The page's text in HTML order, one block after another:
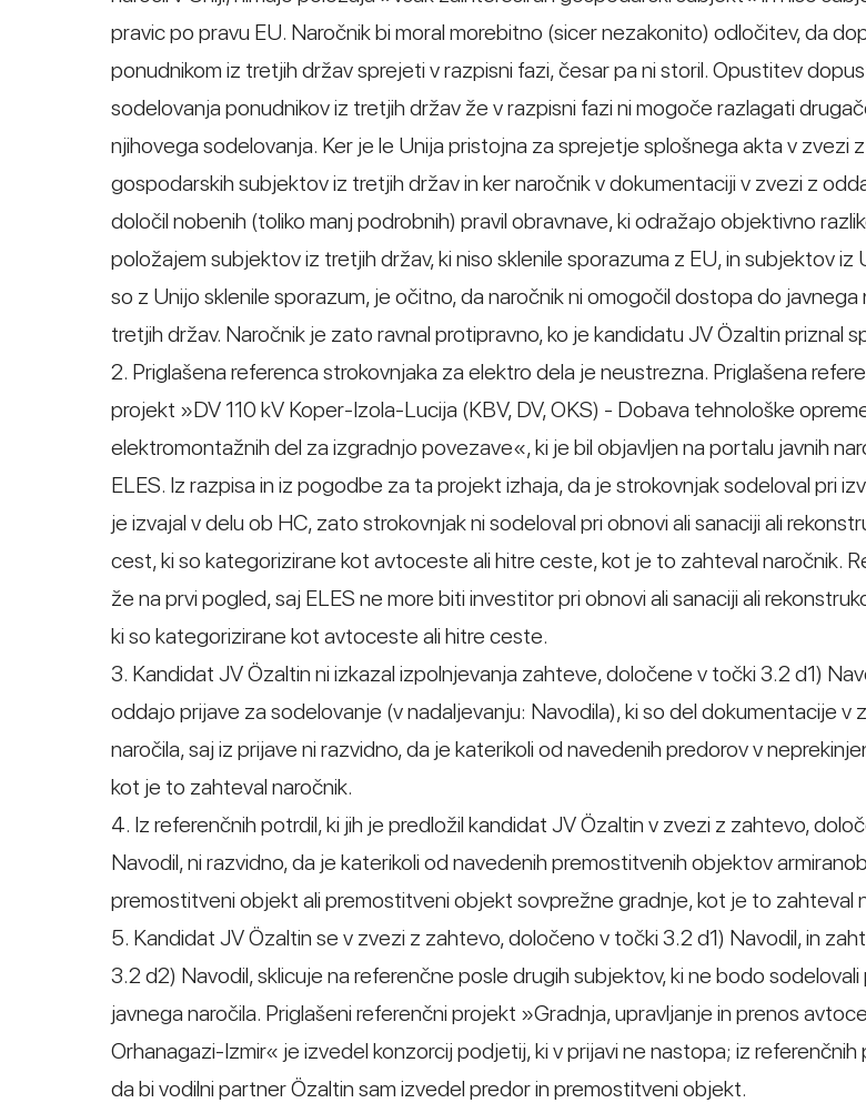
pravic po pravu EU. Naročnik bi moral morebitno (sicer nezakonito) odločitev, da
ponudnikom iz tretjih držav sprejeti v razpisni fazi, česar pa ni storil. Opustitev
sodelovanja ponudnikov iz tretjih držav že v razpisni fazi ni mogoče razlagati
njihovega sodelovanja. Ker je le Unija pristojna za sprejetje splošnega akta v zvezi
gospodarskih subjektov iz tretjih držav in ker naročnik v dokumentaciji v zvezi z
določil nobenih (toliko manj podrobnih) pravil obravnave, ki odražajo objektivno
položajem subjektov iz tretjih držav, ki niso sklenile sporazuma z EU, in subjektov iz
so z Unijo sklenile sporazum, je očitno, da naročnik ni omogočil dostopa do javnega
tretjih držav. Naročnik je zato ravnal protipravno, ko je kandidatu JV Özaltin priznal
2. Priglašena referenca strokovnjaka za elektro dela je neustrezna. Priglašena
projekt »DV 110 kV Koper-Izola-Lucija (KBV, DV, OKS) - Dobava tehnološke
elektromontažnih del za izgradnjo povezave«, ki je bil objavljen na portalu javnih
ELES. Iz razpisa in iz pogodbe za ta projekt izhaja, da je strokovnjak sodeloval pri
je izvajal v delu ob HC, zato strokovnjak ni sodeloval pri obnovi ali sanaciji ali
cest, ki so kategorizirane kot avtoceste ali hitre ceste, kot je to zahteval naročnik.
že na prvi pogled, saj ELES ne more biti investitor pri obnovi ali sanaciji ali
ki so kategorizirane kot avtoceste ali hitre ceste.
3. Kandidat JV Özaltin ni izkazal izpolnjevanja zahteve, določene v točki 3.2 d1)
oddajo prijave za sodelovanje (v nadaljevanju: Navodila), ki so del dokumentacije v
naročila, saj iz prijave ni razvidno, da je katerikoli od navedenih predorov v
kot je to zahteval naročnik.
4. Iz referenčnih potrdil, ki jih je predložil kandidat JV Özaltin v zvezi z zahtevo,
Navodil, ni razvidno, da je katerikoli od navedenih premostitvenih objektov
premostitveni objekt ali premostitveni objekt sovprežne gradnje, kot je to zahteval
5. Kandidat JV Özaltin se v zvezi z zahtevo, določeno v točki 3.2 d1) Navodil, in
3.2 d2) Navodil, sklicuje na referenčne posle drugih subjektov, ki ne bodo
javnega naročila. Priglašeni referenčni projekt »Gradnja, upravljanje in prenos
Orhanagazi-Izmir« je izvedel konzorcij podjetij, ki v prijavi ne nastopa; iz referenčnih
da bi vodilni partner Özaltin sam izvedel predor in premostitveni objekt.